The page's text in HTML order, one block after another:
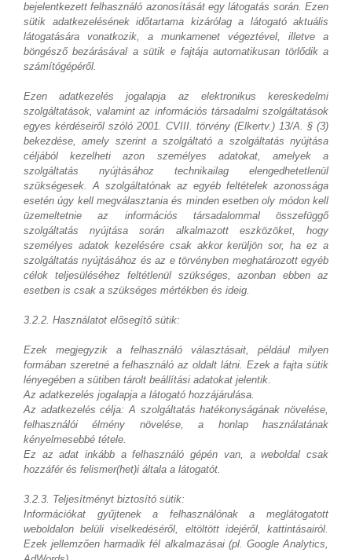
bejelentkezett felhasználó azonosítását egy látogatás során. Ezen
sütik adatkezelésének időtartama kizárólag a látogató aktuális
látogatására vonatkozik, a munkamenet végeztével, illetve a
böngésző bezárásával a sütik e fajtája automatikusan törlődik a
számítógépéről.
Ezen adatkezelés jogalapja az elektronikus kereskedelmi
szolgáltatások, valamint az információs társadalmi szolgáltatások
egyes kérdéseiről szóló 2001. CVIII. törvény (Elkertv.) 13/A. § (3)
bekezdése, amely szerint a szolgáltató a szolgáltatás nyújtása
céljából kezelheti azon személyes adatokat, amelyek a
szolgáltatás nyújtásához technikailag elengedhetetlenül
szükségesek. A szolgáltatónak az egyéb feltételek azonossága
esetén úgy kell megválasztania és minden esetben oly módon kell
üzemeltetnie az információs társadalommal összefüggő
szolgáltatás nyújtása során alkalmazott eszközöket, hogy
személyes adatok kezelésére csak akkor kerüljön sor, ha ez a
szolgáltatás nyújtásához és az e törvényben meghatározott egyéb
célok teljesüléséhez feltétlenül szükséges, azonban ebben az
esetben is csak a szükséges mértékben és ideig.
3.2.2. Használatot elősegítő sütik:
Ezek megjegyzik a felhasználó választásait, például milyen
formában szeretné a felhasználó az oldalt látni. Ezek a fajta sütik
lényegében a sütiben tárolt beállítási adatokat jelentik.
Az adatkezelés jogalapja a látogató hozzájárulása.
Az adatkezelés célja: A szolgáltatás hatékonyságának növelése,
felhasználói élmény növelése, a honlap használatának
kényelmesebbé tétele.
Ez az adat inkább a felhasználó gépén van, a weboldal csak
hozzáfér és felismer(het)i általa a látogatót.
3.2.3. Teljesítményt biztosító sütik:
Információkat gyűjtenek a felhasználónak a meglátogatott
weboldalon belüli viselkedéséről, eltöltött idejéről, kattintásairól.
Ezek jellemzően harmadik fél alkalmazásai (pl. Google Analytics,